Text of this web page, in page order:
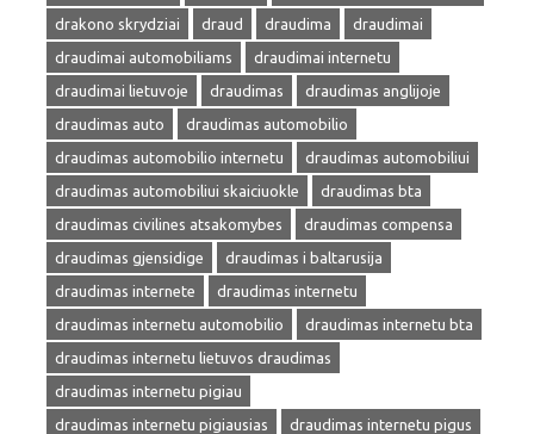
drakono skrydziai
draud draudima
draudimai
draudimai automobiliams
draudimai internetu
draudimai lietuvoje
draudimas
draudimas anglijoje
draudimas auto
draudimas automobilio
draudimas automobilio internetu
draudimas automobiliui
draudimas automobiliui skaiciuokle
draudimas bta
draudimas civilines atsakomybes
draudimas compensa
draudimas gjensidige
draudimas i baltarusija
draudimas internete
draudimas internetu
draudimas internetu automobilio
draudimas internetu bta
draudimas internetu lietuvos draudimas
draudimas internetu pigiau
draudimas internetu pigiausias
draudimas internetu pigus